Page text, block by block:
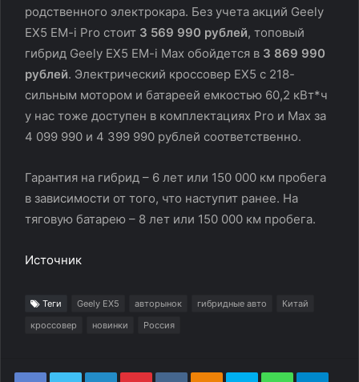
родственного электрокара. Без учета акций Geely
EX5 EM-i Pro стоит 3 569 990 рублей, топовый
гибрид Geely EX5 EM-i Max обойдется в 3 869 990
рублей. Электрический кроссовер EX5 с 218-
сильным мотором и батареей емкостью 60,2 кВт*ч
у нас тоже доступен в комплектациях Pro и Max за
4 099 990 и 4 399 990 рублей соответственно.
Гарантия на гибрид – 6 лет или 150 000 км пробега
в зависимости от того, что наступит ранее. На
тяговую батарею – 8 лет или 150 000 км пробега.
Источник
Теги Geely EX5 авторынок гибридные авто
Китай
кроссовер
новинки Россия
LinkedInPinterestВконтактеОдноклассники
Skype WhatsApp